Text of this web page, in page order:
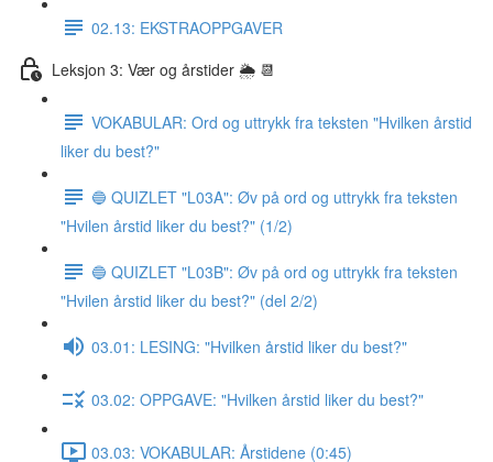
02.13: EKSTRAOPPGAVER
Leksjon 3: Vær og årstider 🌦 📆
VOKABULAR: Ord og uttrykk fra teksten "Hvilken årstid
liker du best?"
🔵 QUIZLET "L03A": Øv på ord og uttrykk fra teksten
"Hvilen årstid liker du best?" (1/2)
🔵 QUIZLET "L03B": Øv på ord og uttrykk fra teksten
"Hvilen årstid liker du best?" (del 2/2)
03.01: LESING: "Hvilken årstid liker du best?"
03.02: OPPGAVE: "Hvilken årstid liker du best?"
03.03: VOKABULAR: Årstidene (0:45)